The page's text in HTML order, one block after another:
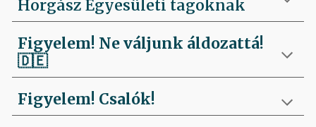
Horgász Egyesületi tagoknak
Figyelem! Ne váljunk áldozattá!
🇩🇪
Figyelem! Csalók!